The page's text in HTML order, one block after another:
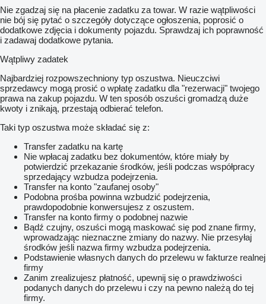
Nie zgadzaj się na płacenie zadatku za towar. W razie wątpliwości
nie bój się pytać o szczegóły dotyczące ogłoszenia, poprosić o
dodatkowe zdjęcia i dokumenty pojazdu. Sprawdzaj ich poprawność
i zadawaj dodatkowe pytania.
Wątpliwy zadatek
Najbardziej rozpowszechniony typ oszustwa. Nieuczciwi
sprzedawcy mogą prosić o wpłatę zadatku dla "rezerwacji" twojego
prawa na zakup pojazdu. W ten sposób oszuści gromadzą duże
kwoty i znikają, przestają odbierać telefon.
Taki typ oszustwa może składać się z:
Transfer zadatku na kartę
Nie wpłacaj zadatku bez dokumentów, które miały by
potwierdzić przekazanie środków, jeśli podczas współpracy
sprzedający wzbudza podejrzenia.
Transfer na konto "zaufanej osoby"
Podobna prośba powinna wzbudzić podejrzenia,
prawdopodobnie konwersujesz z oszustem.
Transfer na konto firmy o podobnej nazwie
Bądź czujny, oszuści mogą maskować się pod znane firmy,
wprowadzając nieznaczne zmiany do nazwy. Nie przesyłaj
środków jeśli nazwa firmy wzbudza podejrzenia.
Podstawienie własnych danych do przelewu w fakturze realnej
firmy
Zanim zrealizujesz płatność, upewnij się o prawdziwości
podanych danych do przelewu i czy na pewno należą do tej
firmy.